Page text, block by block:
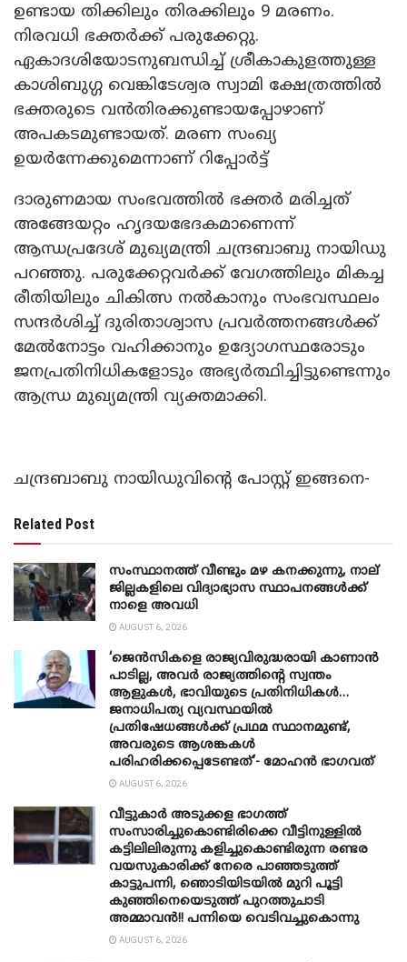
ഉണ്ടായ തിക്കിലും തിരക്കിലും 9 മരണം.
നിരവധി ഭക്തർക്ക് പരുക്കേറ്റു.
ഏകാദശിയോടനുബന്ധിച്ച് ശ്രീകാകുളത്തുള്ള
കാശിബുഗ്ഗ വെങ്കിടേശ്വര സ്വാമി ക്ഷേത്രത്തിൽ
ഭക്തരുടെ വൻതിരക്കുണ്ടായപ്പോഴാണ്
അപകടമുണ്ടായത്. മരണ സംഖ്യ
ഉയർന്നേക്കുമെന്നാണ് റിപ്പോർട്ട്
ദാരുണമായ സംഭവത്തിൽ ഭക്തർ മരിച്ചത്
അങ്ങേയറ്റം ഹൃദയഭേദകമാണെന്ന്
ആന്ധപ്രദേശ് മുഖ്യമന്ത്രി ചന്ദ്രബാബു നായിഡു
പറഞ്ഞു. പരുക്കേറ്റവർക്ക് വേഗത്തിലും മികച്ച
രീതിയിലും ചികിത്സ നൽകാനും സംഭവസ്ഥലം
സന്ദർശിച്ച് ദുരിതാശ്വാസ പ്രവർത്തനങ്ങൾക്ക്
മേൽനോട്ടം വഹിക്കാനും ഉദ്യോഗസ്ഥരോടും
ജനപ്രതിനിധികളോടും അഭ്യർത്ഥിച്ചിട്ടുണ്ടെന്നും
ആന്ധ്ര മുഖ്യമന്ത്രി വ്യക്തമാക്കി.
ചന്ദ്രബാബു നായിഡുവിന്റെ പോസ്റ്റ് ഇങ്ങനെ-
Related Post
സംസ്ഥാനത്ത് വീണ്ടും മഴ കനക്കുന്നു, നാല്
ജില്ലകളിലെ വിദ്യാഭ്യാസ സ്ഥാപനങ്ങൾക്ക്
നാളെ അവധി
AUGUST 6, 2026
‘ജെൻസികളെ രാജ്യവിരുദ്ധരായി കാണാൻ
പാടില്ല, അവർ രാജ്യത്തിന്റെ സ്വന്തം
ആളുകൾ, ഭാവിയുടെ പ്രതിനിധികൾ…
ജനാധിപത്യ വ്യവസ്ഥയിൽ
പ്രതിഷേധങ്ങൾക്ക് പ്രഥമ സ്ഥാനമുണ്ട്,
അവരുടെ ആശങ്കകൾ
പരിഹരിക്കപ്പെടേണ്ടത്’- മോഹൻ ഭാ​ഗവത്
AUGUST 6, 2026
വീട്ടുകാർ അ‌ടുക്കള ഭാ​ഗത്ത്
സംസാരിച്ചുകൊണ്ടിരിക്കെ വീട്ടിനുള്ളിൽ
കട്ടിലിലിരുന്നു കളിച്ചുകൊണ്ടിരുന്ന രണ്ടര
വയസുകാരിക്ക് നേരെ പാഞ്ഞടുത്ത്
കാട്ടുപന്നി, ‍ഞൊടിയി‌ടയിൽ മുറി പൂട്ടി
കുഞ്ഞിനെയെടുത്ത് പുറത്തുചാടി
അമ്മാവൻ!! പന്നിയെ വെടിവച്ചുകൊന്നു
AUGUST 6, 2026